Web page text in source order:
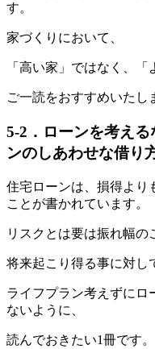
す。
家づくりにおいて、
「高い家」ではなく、
ご一読をおすすめいたし
5-2．ローンを考え
ンのしあわせな借り
住宅ローンは、損得より
ことが書かれています。
リスクとは要は振れ幅の
将来起こり得る事に対し
ライフプラン考えずにロ
ないように、
読んでおきたい1冊です。